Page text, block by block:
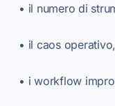
• il numero di
• il caos operativo,
• i workflow